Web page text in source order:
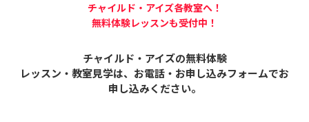
チャイルド・アイズ各教室へ！
無料体験レッスンも受付中！
チャイルド・アイズの無料体験
レッスン・教室見学は、 お電話・お申し込みフォームでお
申し込みください。